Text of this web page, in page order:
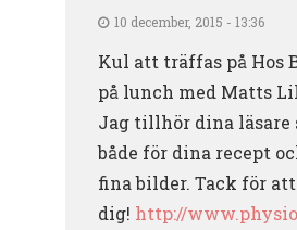
10 december, 2015 - 13:36
Kul att träffas på Hos
på lunch med Matts
Jag tillhör dina läsare
både för dina recept
fina bilder. Tack för
dig! http://